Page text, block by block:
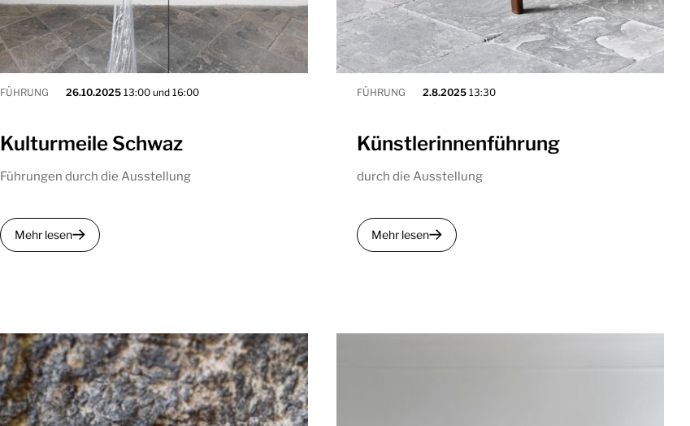
FÜHRUNG 26.10.2025 13:00 und 16:00
Kulturmeile Schwaz
Führungen durch die Ausstellung
Mehr lesen
FÜHRUNG 2.8.2025 13:30
Künstlerinnenführung
durch die Ausstellung
Mehr lesen